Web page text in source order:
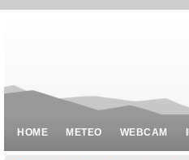
HOME METEO WEBCAM